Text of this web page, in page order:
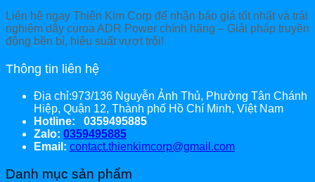
Liên hệ ngay Thiên Kim Corp để nhận báo giá tốt nhất và trải
nghiệm dây curoa ADR Power chính hãng – Giải pháp truyền
động bền bỉ, hiệu suất vượt trội!
Thông tin liên hệ
Địa chỉ:973/136 Nguyễn Ảnh Thủ, Phường Tân Chánh
Hiệp, Quận 12, Thành phố Hồ Chí Minh, Việt Nam
Hotline: 0359495885
Zalo: 0359495885
Email: contact.thienkimcorp@gmail.com
Danh mục sản phẩm